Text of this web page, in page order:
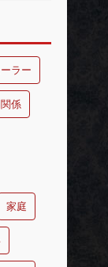
ラー
係
家庭